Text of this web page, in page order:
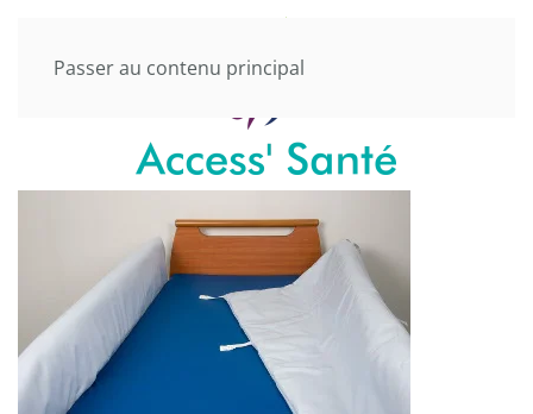
Passer au contenu principal